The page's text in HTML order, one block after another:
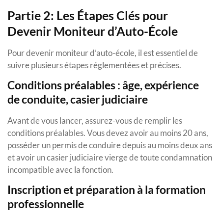
Partie 2: Les Étapes Clés pour
Devenir Moniteur d’Auto-École
Pour devenir moniteur d’auto-école, il est essentiel de
suivre plusieurs étapes réglementées et précises.
Conditions préalables : âge, expérience
de conduite, casier judiciaire
Avant de vous lancer, assurez-vous de remplir les
conditions préalables. Vous devez avoir au moins 20 ans,
posséder un permis de conduire depuis au moins deux ans
et avoir un casier judiciaire vierge de toute condamnation
incompatible avec la fonction.
Inscription et préparation à la formation
professionnelle